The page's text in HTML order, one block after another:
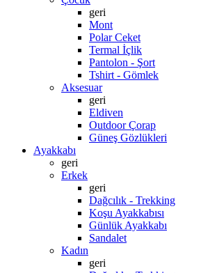
geri
Mont
Polar Ceket
Termal İçlik
Pantolon - Şort
Tshirt - Gömlek
Aksesuar
geri
Eldiven
Outdoor Çorap
Güneş Gözlükleri
Ayakkabı
geri
Erkek
geri
Dağcılık - Trekking
Koşu Ayakkabısı
Günlük Ayakkabı
Sandalet
Kadın
geri